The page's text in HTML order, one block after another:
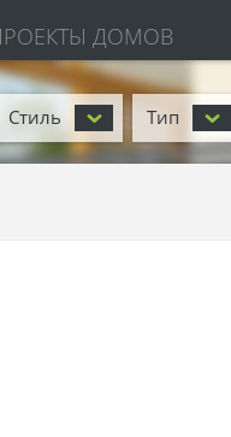
ДОМОВ
Стиль Тип